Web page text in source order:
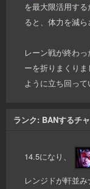
を最大限活用す
ると、体力を減ら
レーン戦が終わ
ーを折りまくり
ように立ち回って
ランク: BANするチ
14.5になり、
レンジドが軒並